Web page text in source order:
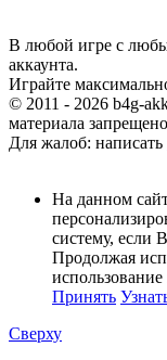
В любой игре с
аккаунта.
Играйте
© 2011 - 2026 b4g-
материала
Для жалоб: написать
На данном
систему, если
Продолжая
Принять
Сверху